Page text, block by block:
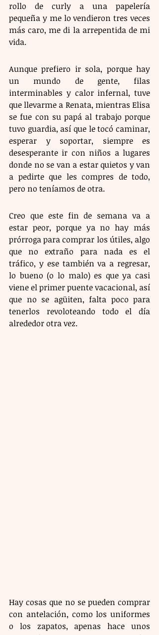
rollo de curly a una papelería
pequeña y me lo vendieron tres veces
más caro, me di la arrepentida de mi
vida.
Aunque prefiero ir sola, porque hay
un mundo de gente, filas
interminables y calor infernal, tuve
que llevarme a Renata, mientras Elisa
se fue con su papá al trabajo porque
tuvo guardia, así que le tocó caminar,
esperar y soportar, siempre es
desesperante ir con niños a lugares
donde no se van a estar quietos y van
a pedirte que les compres de todo,
pero no teníamos de otra.
Creo que este fin de semana va a
estar peor, porque ya no hay más
prórroga para comprar los útiles, algo
que no extraño para nada es el
tráfico, y ese también va a regresar,
lo bueno (o lo malo) es que ya casi
viene el primer puente vacacional, así
que no se agüiten, falta poco para
tenerlos revoloteando todo el día
alrededor otra vez.
Hay cosas que no se pueden comprar
con antelación, como los uniformes
o los zapatos, apenas hace unos